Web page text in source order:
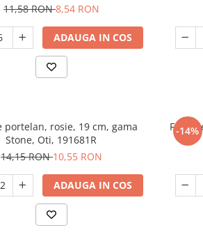
11,58 RON8,54 RON
ADAUGA IN COS
portelan, rosie, 19 cm, gama
Stone, Oti, 191681R
14,15 RON10,55 RON
ADAUGA IN COS
-14%